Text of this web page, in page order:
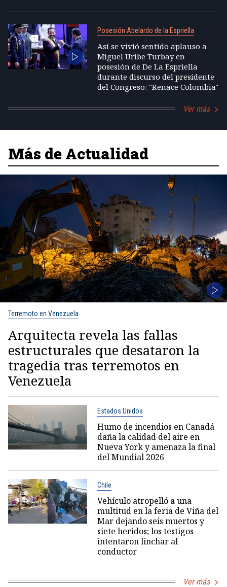
Posesión Abelardo de la Espriella
Así se vivió sentido aplauso a
Miguel Uribe Turbay en
posesión de De La Espriella
durante discurso del presidente
del Congreso: "Renace Colombia"
Ver más
Más de Actualidad
Terremoto en Venezuela
Arquitecta revela las fallas
estructurales que desataron la
tragedia tras terremotos en
Venezuela
Estados Unidos
Humo de incendios en Canadá
daña la calidad del aire en
Nueva York y amenaza la final
del Mundial 2026
Chile
Vehículo atropelló a una
multitud en la feria de Viña del
Mar dejando seis muertos y
siete heridos; los testigos
intentaron linchar al
conductor
Ver más